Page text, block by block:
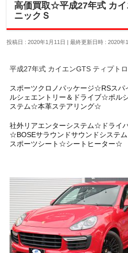
高価買取☆平成27年式 カイ
ニックＳ
投稿日 : 2020年1月11日 最終更新日時 : 2020年
平成27年式 カイエンGTS ティプト
スポーツクロノパッケージ☆RSス
ルシェエントリー＆ドライブ☆ポル
ステム☆本革ステアリング☆
社外リアエンターシステム☆ドライ
☆BOSEサラウンドサウンドシステ
スポーツシート☆シートヒーター☆